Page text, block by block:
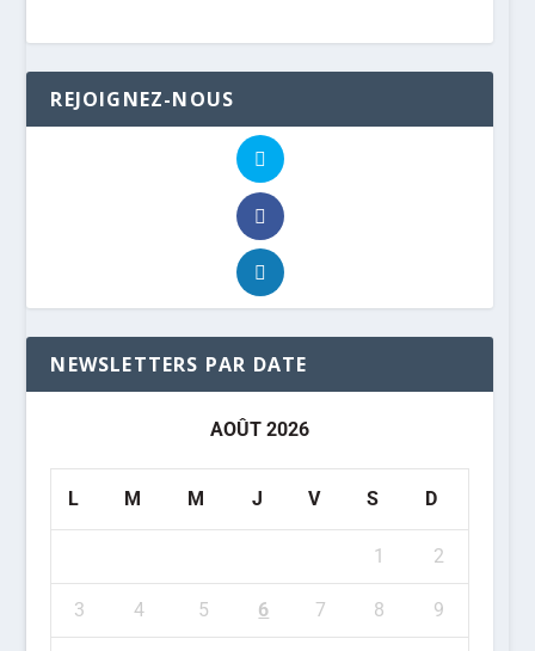
REJOIGNEZ-NOUS
NEWSLETTERS PAR DATE
AOÛT 2026
L M M J V S D
1 2
3 4 5 6 7 8 9